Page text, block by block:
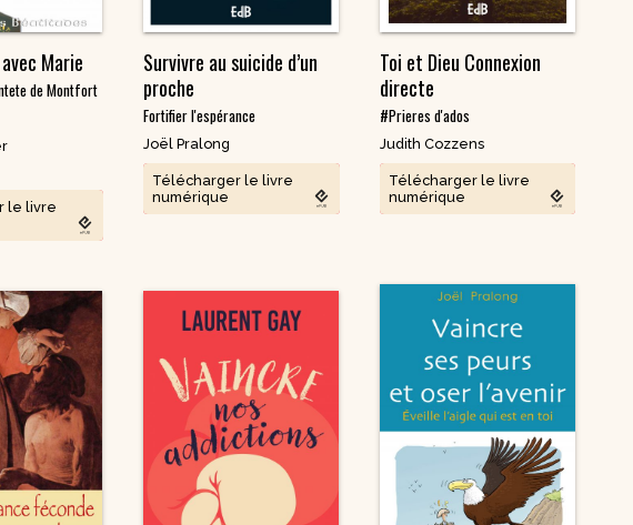
Marie
de Montfort
le livre
Survivre au suicide d’un
proche
Fortifier l'espérance
Joël Pralong
Télécharger le livre
numérique
Toi et Dieu Connexion
directe
#Prieres d'ados
Judith Cozzens
Télécharger le livre
numérique